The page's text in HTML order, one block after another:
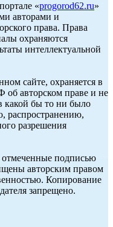
«progorod62.ru»
авторами и
права. Права
охраняются
интеллектуальной
сайте, охраняется в
об авторском праве и не
какой бы то ни было
распространению,
разрешения
отмеченные подписью
авторским правом
Копирование
запрещено.